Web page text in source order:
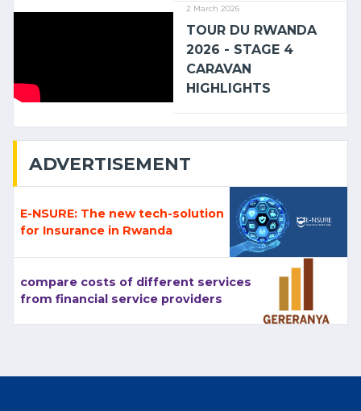
2 March 2026
TOUR DU RWANDA
2026 - STAGE 4
CARAVAN
HIGHLIGHTS
ADVERTISEMENT
E-NSURE: The new tech-solution
for Insurance in Rwanda
compare costs of different services
from financial service providers